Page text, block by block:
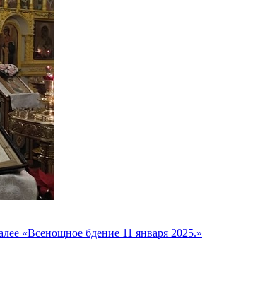
«Всенощное бдение 11 января 2025.»